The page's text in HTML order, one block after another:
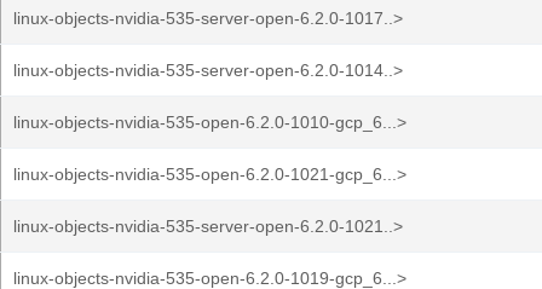
linux-objects-nvidia-535-server-open-6.2.0-1017..>
linux-objects-nvidia-535-server-open-6.2.0-1014..>
linux-objects-nvidia-535-open-6.2.0-1010-gcp_6...>
linux-objects-nvidia-535-open-6.2.0-1021-gcp_6...>
linux-objects-nvidia-535-server-open-6.2.0-1021..>
linux-objects-nvidia-535-open-6.2.0-1019-gcp_6...>